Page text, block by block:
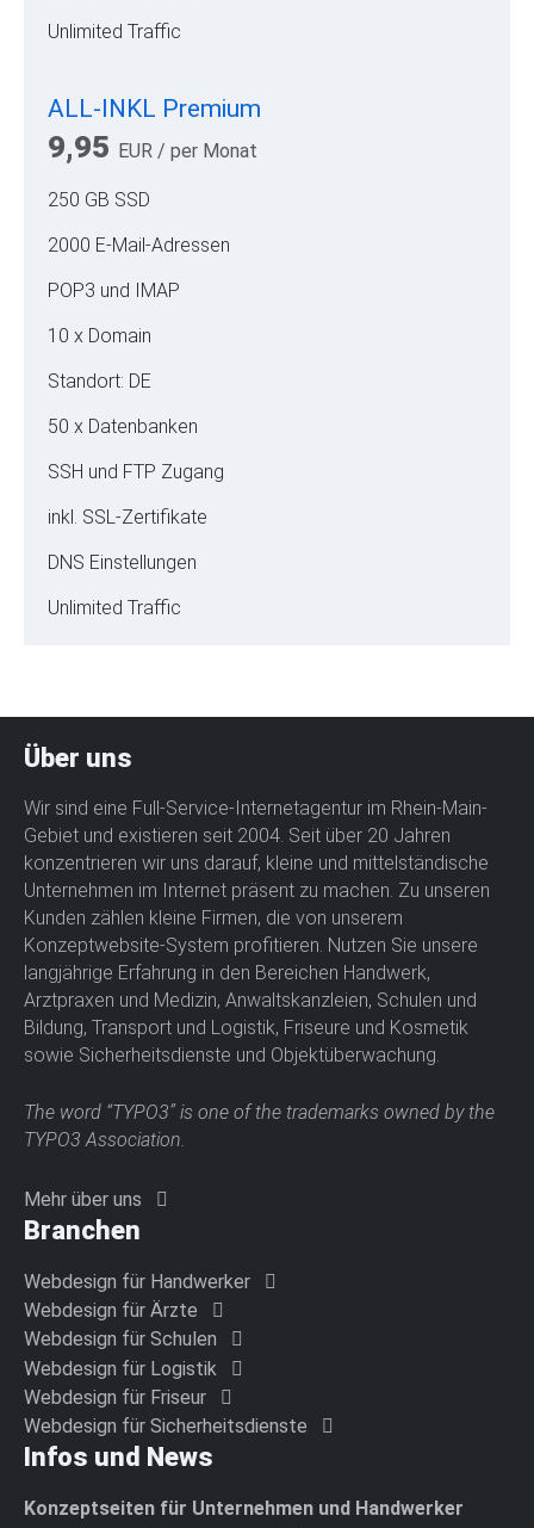
Unlimited Traffic
ALL-INKL Premium
9,95 EUR / per Monat
250 GB SSD
2000 E-Mail-Adressen
POP3 und IMAP
10 x Domain
Standort: DE
50 x Datenbanken
SSH und FTP Zugang
inkl. SSL-Zertifikate
DNS Einstellungen
Unlimited Traffic
Über uns
Wir sind eine Full-Service-Internetagentur im Rhein-Main-
Gebiet und existieren seit 2004. Seit über 20 Jahren
konzentrieren wir uns darauf, kleine und mittelständische
Unternehmen im Internet präsent zu machen. Zu unseren
Kunden zählen kleine Firmen, die von unserem
Konzeptwebsite-System profitieren. Nutzen Sie unsere
langjährige Erfahrung in den Bereichen Handwerk,
Arztpraxen und Medizin, Anwaltskanzleien, Schulen und
Bildung, Transport und Logistik, Friseure und Kosmetik
sowie Sicherheitsdienste und Objektüberwachung.
The word “TYPO3” is one of the trademarks owned by the
TYPO3 Association.
Mehr über uns
Branchen
Webdesign für Handwerker
Webdesign für Ärzte
Webdesign für Schulen
Webdesign für Logistik
Webdesign für Friseur
Webdesign für Sicherheitsdienste
Infos und News
Konzeptseiten für Unternehmen und Handwerker